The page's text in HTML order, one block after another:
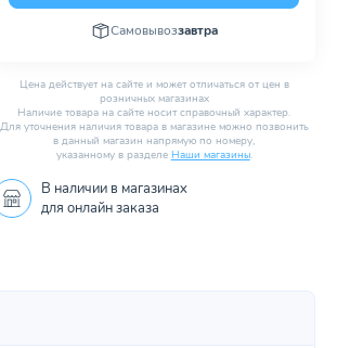
Самовывоззавтра
Цена действует на сайте и может отличаться от цен в
розничных магазинах
Наличие товара на сайте носит справочный характер.
Для уточнения наличия товара в магазине можно позвонить
в данный магазин напрямую по номеру,
указанному в разделе Наши магазины.
В наличии в магазинах
для онлайн заказа